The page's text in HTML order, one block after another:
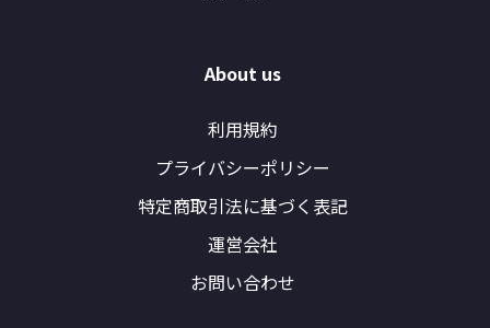
About us
利用規約
プライバシーポリシー
特定商取引法に基づく表記
運営会社
お問い合わせ